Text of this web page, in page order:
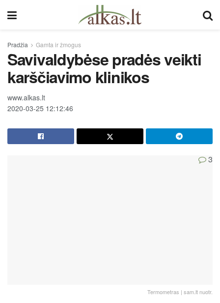
Pradžia Gamta ir žmogus
Savivaldybėse pradės veikti
karščiavimo klinikos
www.alkas.lt
2020-03-25 12:12:46
3
Termometras | sam.lt nuotr.